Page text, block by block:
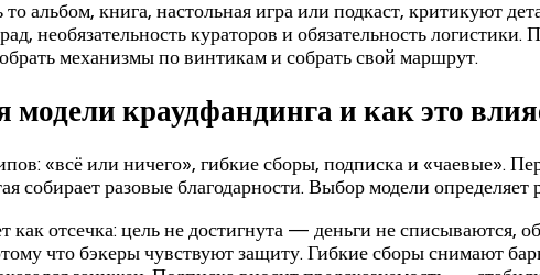
альбом, книга, настольная игра или подкаст, критикуют
необязательность кураторов и обязательность
механизмы по винтикам и собрать свой маршрут.
краудфандинга и как это
«всё или ничего», гибкие сборы, подписка и «чаевые».
собирает разовые благодарности. Выбор модели
как отсечка: цель не достигнута — деньги не
что бэкеры чувствуют защиту. Гибкие сборы снимают